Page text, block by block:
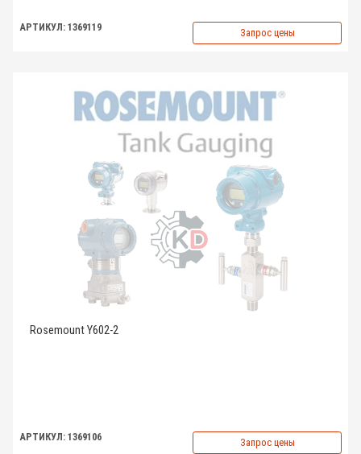
АРТИКУЛ: 1369119 Запрос цены
Rosemount Y602-2
АРТИКУЛ: 1369106 Запрос цены